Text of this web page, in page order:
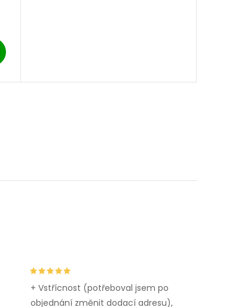
+ Vstřícnost (potřeboval jsem po
objednání změnit dodací adresu),